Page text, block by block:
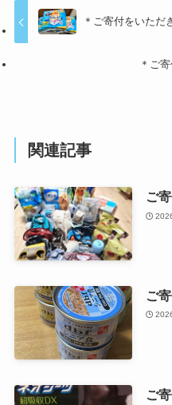
＊ご寄付をいただ
＊ご
関連記事
ご
ご
ご